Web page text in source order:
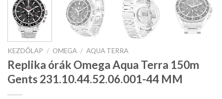
KEZDŐLAP / OMEGA / AQUA TERRA
Replika órák Omega Aqua Terra 150m
Gents 231.10.44.52.06.001-44 MM